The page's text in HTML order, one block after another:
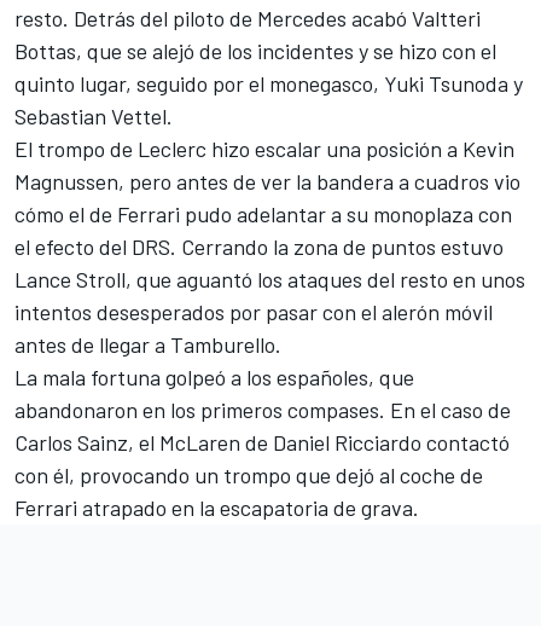
resto. Detrás del piloto de Mercedes acabó Valtteri
Bottas, que se alejó de los incidentes y se hizo con el
quinto lugar, seguido por el monegasco, Yuki Tsunoda y
Sebastian Vettel.
El trompo de Leclerc hizo escalar una posición a Kevin
Magnussen, pero antes de ver la bandera a cuadros vio
cómo el de Ferrari pudo adelantar a su monoplaza con
el efecto del DRS. Cerrando la zona de puntos estuvo
Lance Stroll, que aguantó los ataques del resto en unos
intentos desesperados por pasar con el alerón móvil
antes de llegar a Tamburello.
La mala fortuna golpeó a los españoles, que
abandonaron en los primeros compases. En el caso de
Carlos Sainz, el McLaren de Daniel Ricciardo contactó
con él, provocando un trompo que dejó al coche de
Ferrari atrapado en la escapatoria de grava.